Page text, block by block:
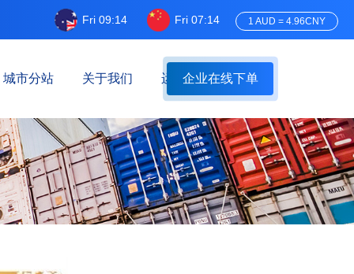
Fri 09:14 Fri 07:14 1 AUD = 4.96CNY
城市分站 关于我们 运费估算
企业在线下单